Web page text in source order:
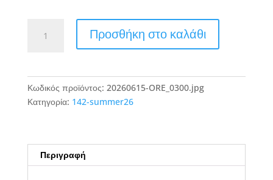
ORE_0300.jpg
Προσθήκη στο καλάθι
Κωδικός προϊόντος: 20260615-ORE_0300.jpg
Κατηγορία: 142-summer26
Περιγραφή